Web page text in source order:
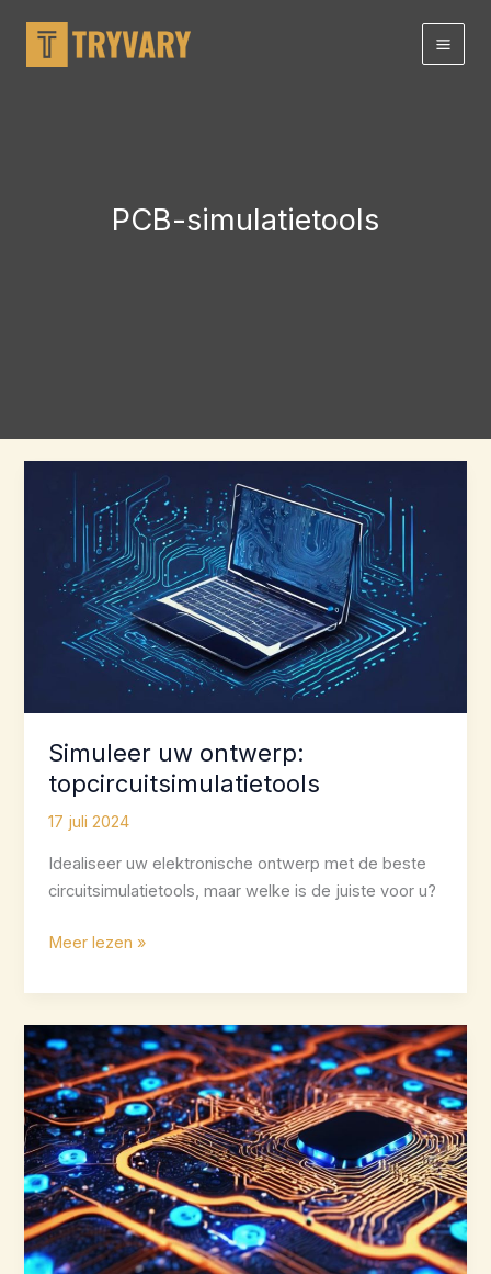
artikel
PCB-simulatietools
Simuleer uw ontwerp:
topcircuitsimulatietools
17 juli 2024
Idealiseer uw elektronische ontwerp met de beste
circuitsimulatietools, maar welke is de juiste voor u?
Simuleer
ontwerp:
topcircuitsimulatietools
Meer lezen »